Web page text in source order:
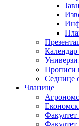
Календар
Прописи
Седнице
Чланице
Факултет